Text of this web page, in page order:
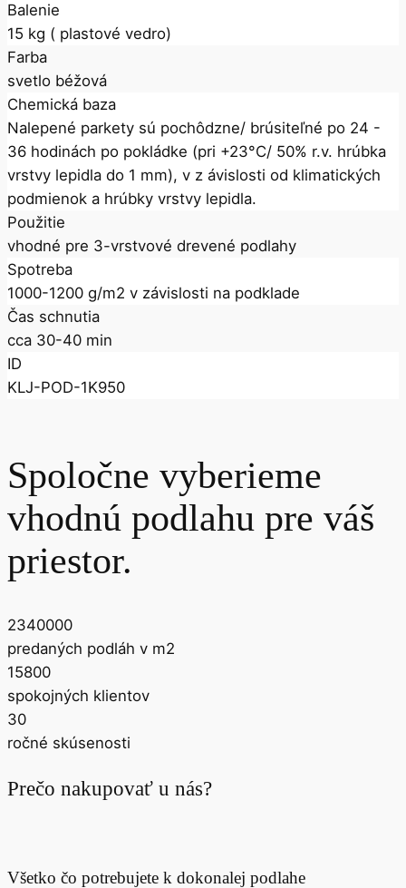
Balenie
15 kg ( plastové vedro)
Farba
svetlo béžová
Chemická baza
Nalepené parkety sú pochôdzne/ brúsiteľné po 24 -
36 hodinách po pokládke (pri +23°C/ 50% r.v. hrúbka
vrstvy lepidla do 1 mm), v z ávislosti od klimatických
podmienok a hrúbky vrstvy lepidla.
Použitie
vhodné pre 3-vrstvové drevené podlahy
Spotreba
1000-1200 g/m2 v závislosti na podklade
Čas schnutia
cca 30-40 min
ID
KLJ-POD-1K950
Spoločne vyberieme
vhodnú podlahu pre váš
priestor.
2340000
predaných podláh v m2
15800
spokojných klientov
30
ročné skúsenosti
Prečo nakupovať u nás?
Všetko čo potrebujete k dokonalej podlahe